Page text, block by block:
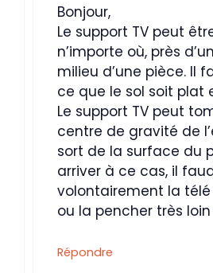
Bonjour,
Le support TV peut
n’importe où, près
milieu d’une pièce. Il
ce que le sol soit plat
Le support TV peut
centre de gravité de
sort de la surface du
arriver à ce cas, il
volontairement la télé
ou la pencher très loin
Répondre